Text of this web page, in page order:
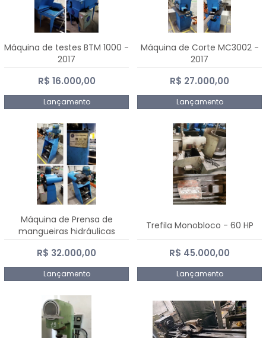
Máquina de testes BTM 1000 -
2017
R$ 16.000,00
Lançamento
Máquina de Corte MC3002 -
2017
R$ 27.000,00
Lançamento
Máquina de Prensa de
mangueiras hidráulicas
PE50TF - 2017
R$ 32.000,00
Lançamento
Trefila Monobloco - 60 HP
R$ 45.000,00
Lançamento